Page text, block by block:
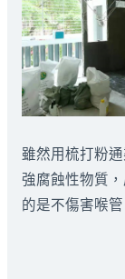
雖然用梳打粉
強腐蝕性物質
的是不傷害喉管